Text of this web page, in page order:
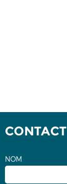
CONTACT
NOM